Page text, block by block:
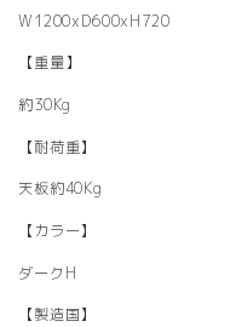
W1200xD600xH720
【重量】
約30Kg
【耐荷重】
天板約40Kg
【カラー】
ダークH
【製造国】